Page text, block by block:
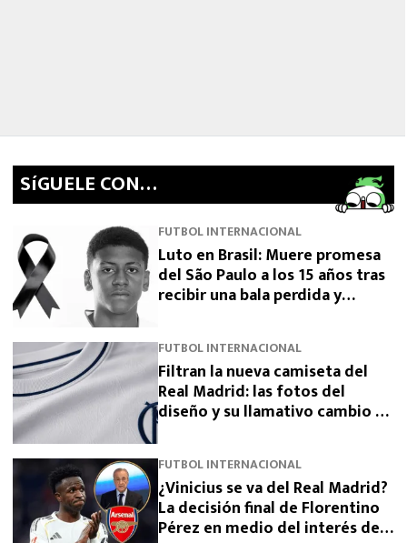
SíGUELE CON…
FUTBOL INTERNACIONAL
Luto en Brasil: Muere promesa
del São Paulo a los 15 años tras
recibir una bala perdida y
FUTBOL INTERNACIONAL
Filtran la nueva camiseta del
Real Madrid: las fotos del
diseño y su llamativo cambio de
FUTBOL INTERNACIONAL
¿Vinicius se va del Real Madrid?
La decisión final de Florentino
Pérez en medio del interés del